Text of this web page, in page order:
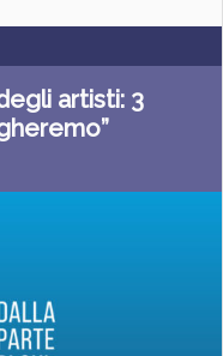
artisti: 3